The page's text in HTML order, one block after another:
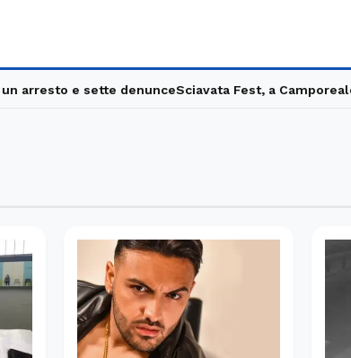
e sette denunceSciavata Fest, a Camporeale